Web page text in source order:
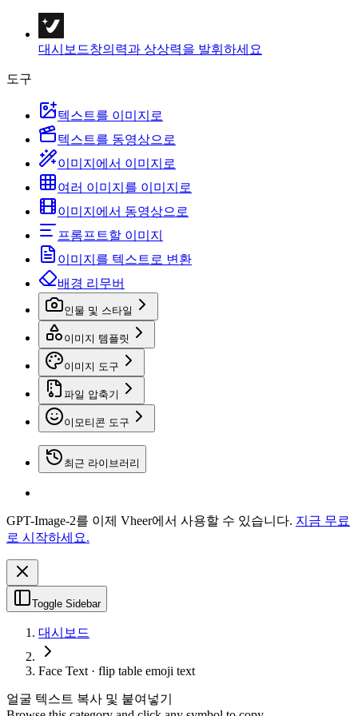
대시보드창의력과 상상력을 발휘하세요
도구
텍스트를 이미지로
텍스트를 동영상으로
이미지에서 이미지로
여러 이미지를 이미지로
이미지에서 동영상으로
프롬프트할 이미지
이미지를 텍스트로 변환
배경 리무버
인물 및 스타일
이미지 템플릿
이미지 도구
파일 압축기
이모티콘 도구
최근 라이브러리
GPT-Image-2를 이제 Vheer에서 사용할 수 있습니다. 지금 무료
로 시작하세요.
Toggle Sidebar
대시보드
Face Text · flip table emoji text
얼굴 텍스트 복사 및 붙여넣기